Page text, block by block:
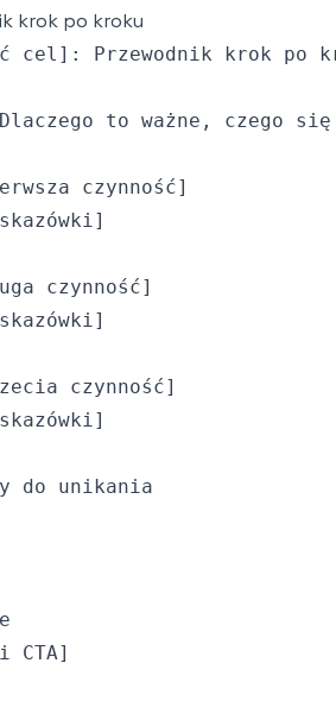
krok po kroku
cel]: Przewodnik krok po
to ważne, czego się
czynność]
czynność]
czynność]
do unikania